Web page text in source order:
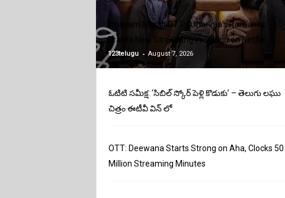
Idhayam Murali OTT: Atharvaa’s Romantic
Drama Now Streaming in Telugu on Netflix
123telugu - August 7, 2026
ఓటిటి సమీక్ష: ‘సిబిల్ స్కోర్ పెళ్లి కొడుకు’ – తెలుగు లఘు
చిత్రం ఈటీవీ విన్ లో
OTT: Deewana Starts Strong on Aha, Clocks 50
Million Streaming Minutes